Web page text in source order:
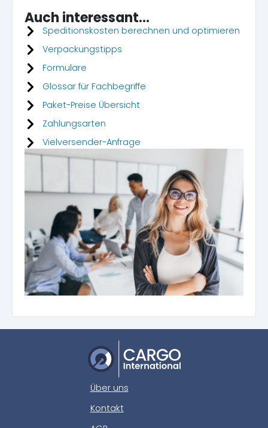
Auch interessant...
Speditionskosten berechnen und optimieren
Verpackungstipps
Formulare
Glossar für Fachbegriffe
Paket-Preise Übersicht
Zahlungsarten
Vielversender-Anfrage
Über uns
Kontakt